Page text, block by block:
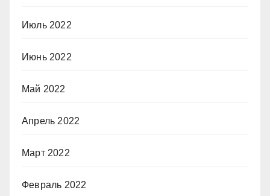
Июль 2022
Июнь 2022
Май 2022
Апрель 2022
Март 2022
Февраль 2022